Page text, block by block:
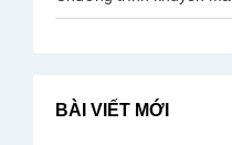
BÀI VIẾT MỚI